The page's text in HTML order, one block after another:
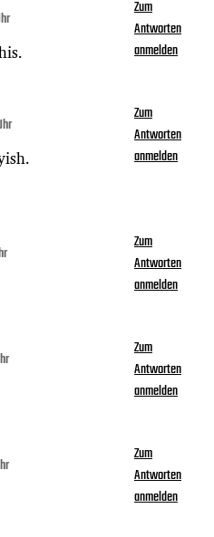
Zum
Antworten
anmelden
Zum
Antworten
anmelden
Zum
Antworten
anmelden
Zum
Antworten
anmelden
Zum
Antworten
anmelden